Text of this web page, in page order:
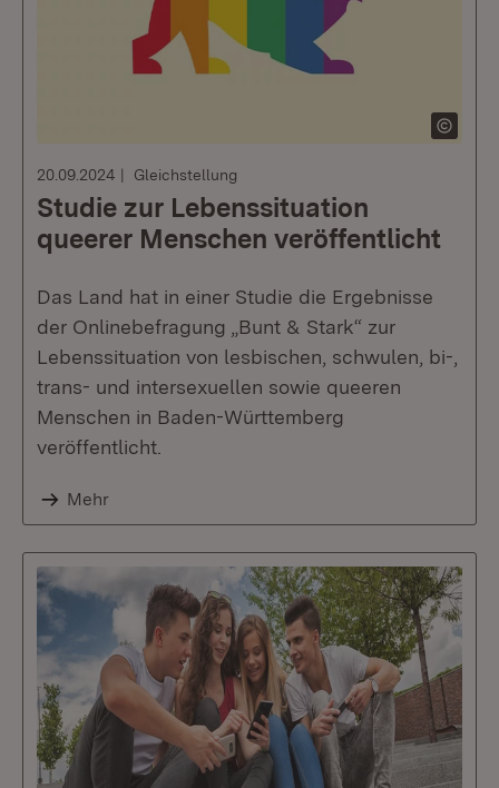
20.09.2024 Gleichstellung
Studie zur Lebenssituation
queerer Menschen veröffentlicht
Das Land hat in einer Studie die Ergebnisse
der Onlinebefragung „Bunt & Stark“ zur
Lebenssituation von lesbischen, schwulen, bi-,
trans- und intersexuellen sowie queeren
Menschen in Baden-Württemberg
veröffentlicht.
Mehr